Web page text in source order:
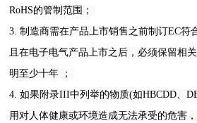
RoHS的管制范围；
3. 制造商需在产品上市销售之前制订EC符
且在电子电气产品上市之后，必须保留相
明至少十年 ；
4. 如果附录III中列举的物质(如HBCDD、
用对人体健康或环境造成无法承受的危害